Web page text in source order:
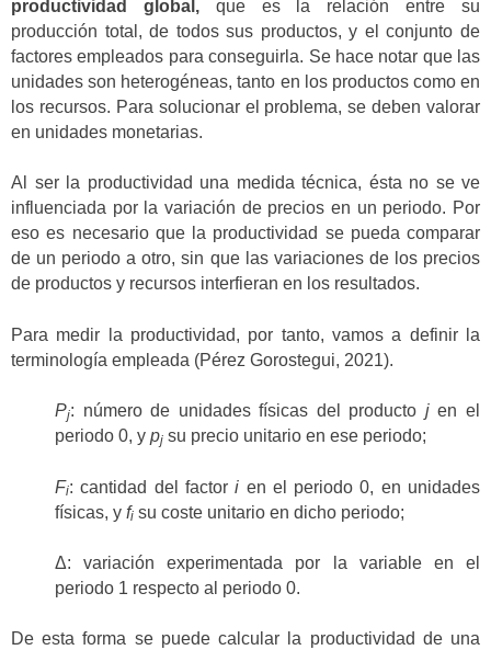
productividad global,que es la relación entre su
producción total, de todos sus productos, y el conjunto de
factores empleados para conseguirla. Se hace notar que las
unidades son heterogéneas, tanto en los productos como en
los recursos. Para solucionar el problema, se deben valorar
en unidades monetarias.
Al ser la productividad una medida técnica, ésta no se ve
influenciada por la variación de precios en un periodo. Por
eso es necesario que la productividad se pueda comparar
de un periodo a otro, sin que las variaciones de los precios
de productos y recursos interfieran en los resultados.
Para medir la productividad, por tanto, vamos a definir la
terminología empleada (Pérez Gorostegui, 2021).
Pj: número de unidades físicas del producto jen el
periodo 0, y pj su precio unitario en ese periodo;
Fi: cantidad del factori en el periodo 0, en unidades
físicas, y fi su coste unitario en dicho periodo;
Δ: variación experimentada por la variable en el
periodo 1 respecto al periodo 0.
De esta forma se puede calcular la productividad de una